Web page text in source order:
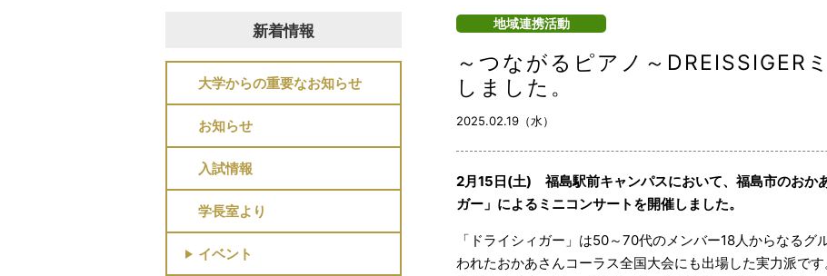
新着情報
大学からの重要なお知らせ
お知らせ
入試情報
学長室より
イベント
地域連携活動
～つながるピアノ～DREISSIGER
しました。
2025.02.19（水）
2月15日(土) 福島駅前キャンパスにおいて、福島市のおか
ガー」によるミニコンサートを開催しました。
「ドライシィガー」は50～70代のメンバー18人からなる
われたおかあさんコーラス全国大会にも出場した実力派で